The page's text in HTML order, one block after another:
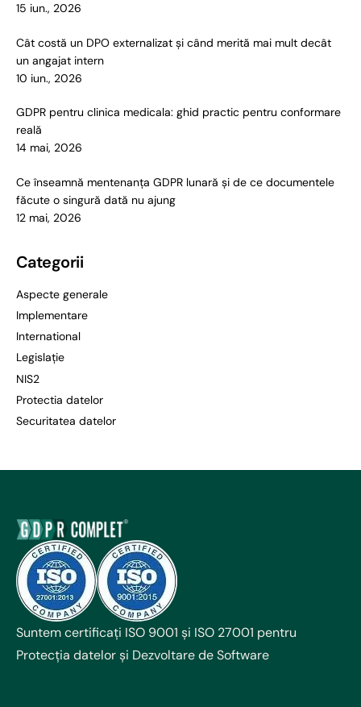
15 iun., 2026
Cât costă un DPO externalizat și când merită mai mult decât
un angajat intern
10 iun., 2026
GDPR pentru clinica medicala: ghid practic pentru conformare
reală
14 mai, 2026
Ce înseamnă mentenanța GDPR lunară și de ce documentele
făcute o singură dată nu ajung
12 mai, 2026
Categorii
Aspecte generale
Implementare
International
Legislație
NIS2
Protectia datelor
Securitatea datelor
Suntem certificați ISO 9001 și ISO 27001 pentru
Protecția datelor și Dezvoltare de Software